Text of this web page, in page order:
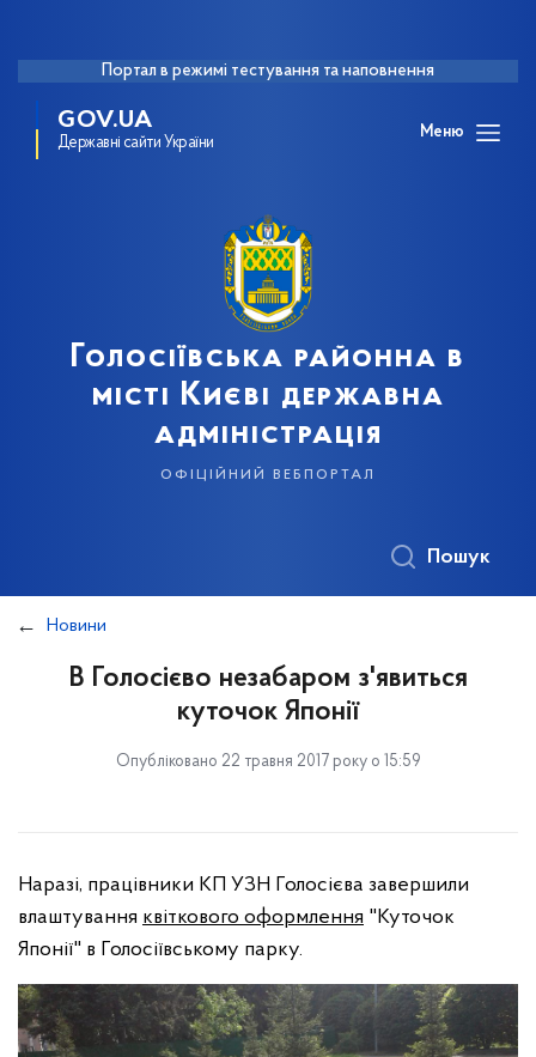
Портал в режимі тестування та наповнення
GOV.UA
Державні сайти України
Меню
Голосіївська районна в
місті Києві державна
адміністрація
офіційний вебпортал
Пошук
Новини
В Голосієво незабаром з'явиться
куточок Японії
Опубліковано 22 травня 2017 року о 15:59
Наразі, працівники КП УЗН Голосієва завершили
влаштування квіткового оформлення "Куточок
Японії" в Голосіївському парку.